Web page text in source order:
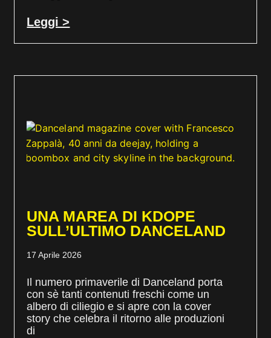
Leggi >
UNA MAREA DI KDOPE
SULL’ULTIMO DANCELAND
17 Aprile 2026
Il numero primaverile di Danceland porta
con sè tanti contenuti freschi come un
albero di ciliegio e si apre con la cover
story che celebra il ritorno alle produzioni
di